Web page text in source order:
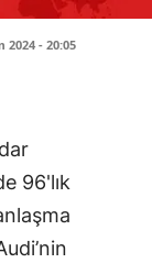
2024 - 20:05
96'lık